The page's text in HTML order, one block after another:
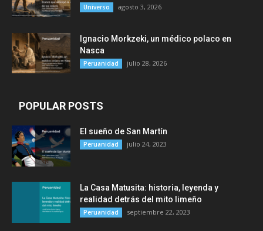
Universo agosto 3, 2026
Ignacio Morkzeki, un médico polaco en
Nasca
Peruanidad julio 28, 2026
POPULAR POSTS
El sueño de San Martín
Peruanidad julio 24, 2023
La Casa Matusita: historia, leyenda y
realidad detrás del mito limeño
Peruanidad septiembre 22, 2023